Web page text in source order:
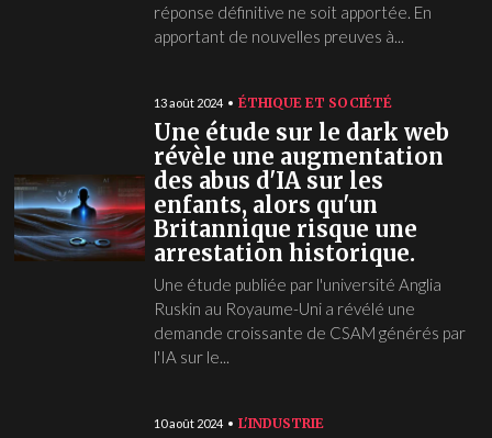
réponse définitive ne soit apportée. En
apportant de nouvelles preuves à...
13 août 2024 ÉTHIQUE ET SOCIÉTÉ
Une étude sur le dark web
révèle une augmentation
des abus d'IA sur les
enfants, alors qu'un
Britannique risque une
arrestation historique.
Une étude publiée par l'université Anglia
Ruskin au Royaume-Uni a révélé une
demande croissante de CSAM générés par
l'IA sur le...
10 août 2024 L'INDUSTRIE